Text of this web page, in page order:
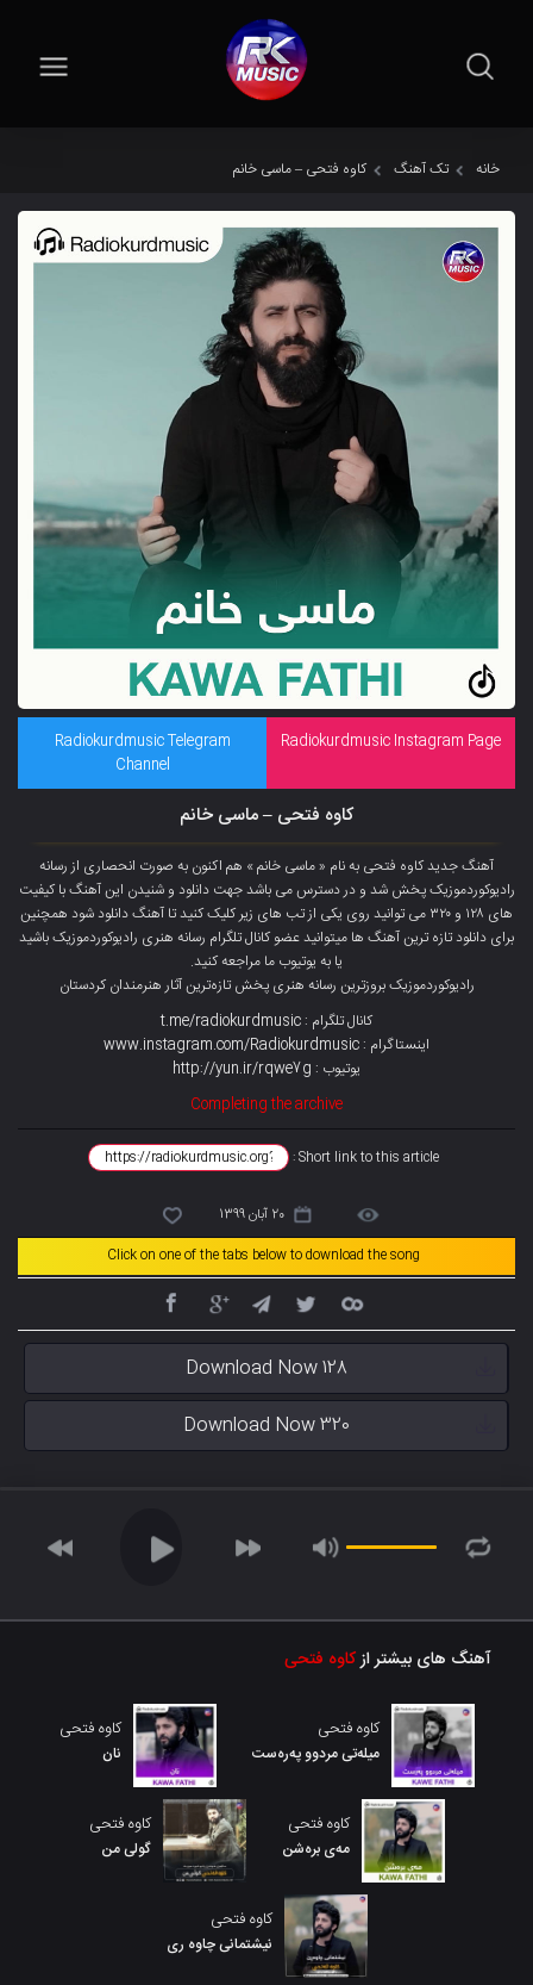
خانه تک آهنگ کاوه فتحی – ماسی خانم
Radiokurdmusic Instagram Page
Radiokurdmusic Telegram
Channel
کاوه فتحی – ماسی خانم
آهنگ جدید کاوه فتحی به نام « ماسی خانم » هم اکنون به صورت انحصاری از رسانه
رادیوکوردموزیک پخش شد و در دسترس می باشد جهت دانلود و شنیدن این آهنگ با کیفیت
های ۱۲۸ و ۳۲۰ می توانید روی یکی از تب های زیر کلیک کنید تا آهنگ دانلود شود همچنین
برای دانلود تازه ترین آهنگ ها میتوانید عضو کانال تلگرام رسانه هنری رادیوکوردموزیک باشید
یا به یوتیوب ما مراجعه کنید.
رادیوکوردموزیک بروزترین رسانه هنری پخش تازەترین آثار هنرمندان کردستان
کانال تلگرام : t.me/radiokurdmusic
اینستاگرام : www.instagram.com/Radiokurdmusic
یوتیوب : http://yun.ir/rqwe7g
Completing the archive
Short link to this article :
20 آبان 1399
Click on one of the tabs below to download the song
Download Now 128
Download Now 320
آهنگ های بیشتر ازکاوه فتحی
کاوه فتحی
میلەتی مردوو پەرەست
کاوه فتحی
نان
کاوه فتحی
مەی برەشن
کاوه فتحی
گولی من
کاوه فتحی
نیشتمانی چاوه ری